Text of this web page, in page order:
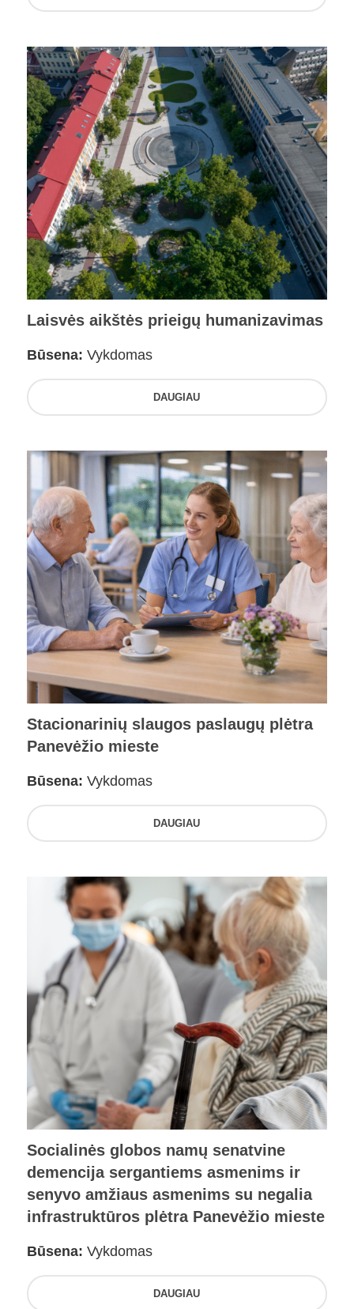
Laisvės aikštės prieigų humanizavimas
Būsena: Vykdomas
DAUGIAU
Stacionarinių slaugos paslaugų plėtra
Panevėžio mieste
Būsena: Vykdomas
DAUGIAU
Socialinės globos namų senatvine
demencija sergantiems asmenims ir
senyvo amžiaus asmenims su negalia
infrastruktūros plėtra Panevėžio mieste
Būsena: Vykdomas
DAUGIAU